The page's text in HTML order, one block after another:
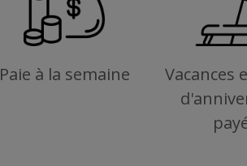
Paie à la semaine
Vacances